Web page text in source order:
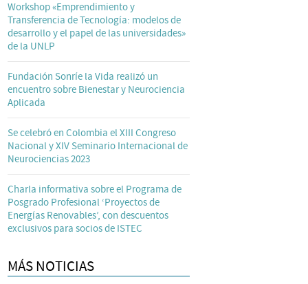
Workshop «Emprendimiento y
Transferencia de Tecnología: modelos de
desarrollo y el papel de las universidades»
de la UNLP
Fundación Sonríe la Vida realizó un
encuentro sobre Bienestar y Neurociencia
Aplicada
Se celebró en Colombia el XIII Congreso
Nacional y XIV Seminario Internacional de
Neurociencias 2023
Charla informativa sobre el Programa de
Posgrado Profesional ‘Proyectos de
Energías Renovables’, con descuentos
exclusivos para socios de ISTEC
MÁS NOTICIAS